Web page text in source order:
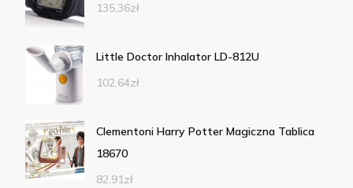
135,36zł
Little Doctor Inhalator LD-812U
102,64zł
Clementoni Harry Potter Magiczna Tablica
18670
82,91zł